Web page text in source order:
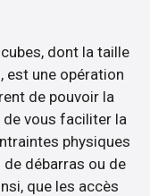
dont la taille
est une opération
de pouvoir la
vous faciliter la
physiques
débarras ou de
que les accès